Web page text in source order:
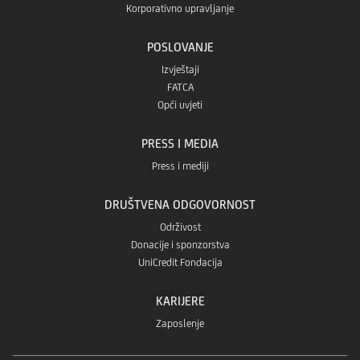
Korporativno upravljanje
POSLOVANJE
Izvještaji
FATCA
Opći uvjeti
PRESS I MEDIA
Press i mediji
DRUŠTVENA ODGOVORNOST
Održivost
Donacije i sponzorstva
UniCredit Fondacija
KARIJERE
Zaposlenje